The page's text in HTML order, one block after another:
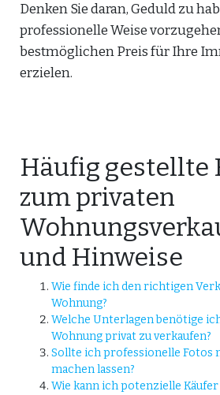
Denken Sie daran, Geduld zu
professionelle Weise
bestmöglichen Preis für Ihre
erzielen.
Häufig gestellte
zum privaten
und Hinweise
Wie finde ich den richtigen
Wohnung?
Welche Unterlagen benötige
Wohnung privat zu verkaufen?
Sollte ich professionelle Fotos
machen lassen?
Wie kann ich potenzielle